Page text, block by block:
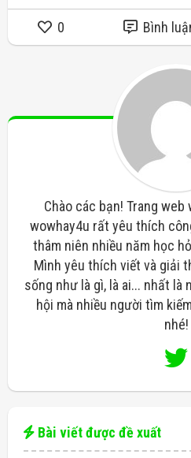
0 Bình
Chào các bạn! Trang
wowhay4u rất yêu thích
thâm niên nhiều năm học
Mình yêu thích viết và giải
sống như là gì, là ai... nhất là
hội mà nhiều người tìm
nhé!
Bài viết được đề xuất